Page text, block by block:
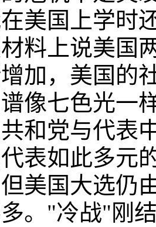
美国上学时
料上说美国
加，美国的
像七色光一
和党与代表
表如此多元
美国大选仍
。"冷战"刚